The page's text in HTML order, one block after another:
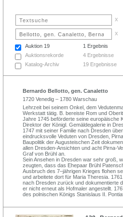
x
x
Auktion 19
1 Ergebnis
Auktionsrekorde
4 Ergebnisse
Katalog-Archiv
19 Ergebnisse
Bernardo Bellotto, gen. Canaletto
1720 Venedig – 1780 Warschau
Lehrzeit bei seinem Onkel, dem
Werkstatt tätig. B. bereiste Rom und
Jahre 1745 beförderte seine europäische
Direktor der Königl. Gemäldegalerie in
1747 mit seiner Familie nach Dresden
eindrucksvolle Veduten von Dresden,
Baupolitik der Augusteischen Zeit
allen Dresden-Ansichten und acht Pirna-
Graf von Brühl an.
Sein Ansehen in Dresden war sehr groß,
zeugten, dass das Ehepaar Brühl
Ausbruch des 7–jährigen Krieges flohen
und arbeitete dort für Maria Theresia.
nach Dresden zurück und dokumentierte
er nicht erneut als Hofmaler angestellt.
des polnischen Königs Stanislaus II.